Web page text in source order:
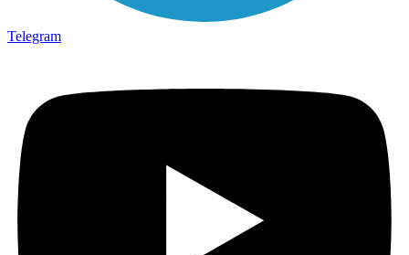
Telegram